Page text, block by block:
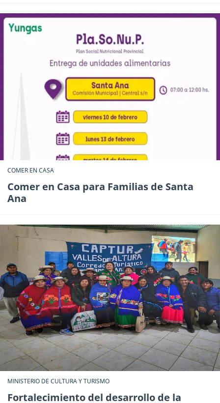
COMER EN CASA
Comer en Casa para Familias de Santa
Ana
MINISTERIO DE CULTURA Y TURISMO
Fortalecimiento del desarrollo de la